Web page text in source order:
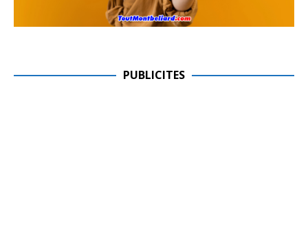
PUBLICITES